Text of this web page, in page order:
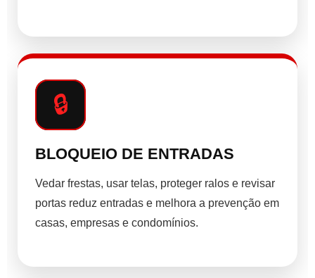
🔒
BLOQUEIO DE ENTRADAS
Vedar frestas, usar telas, proteger ralos e revisar
portas reduz entradas e melhora a prevenção em
casas, empresas e condomínios.